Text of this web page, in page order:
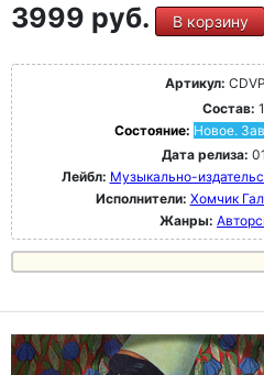
3999 руб. В корзину
Артикул:
Состав:
Состояние: Новое.
Дата релиза:
Лейбл: Музыкально-
Исполнители: Хомчик
Жанры: